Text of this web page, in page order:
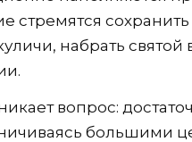
сохранить
набрать
вопрос:
большими